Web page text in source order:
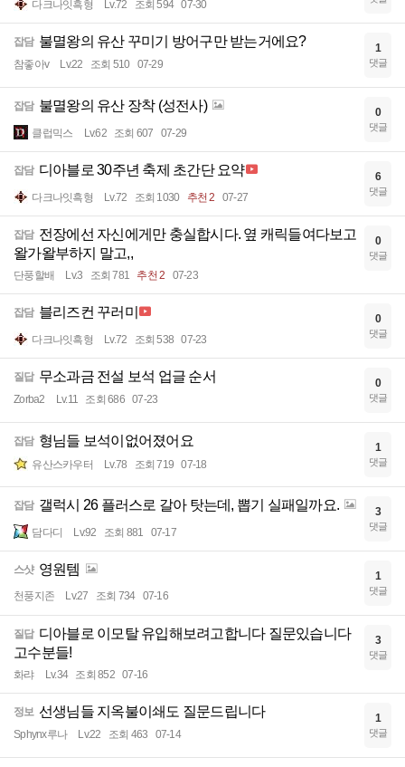
다크나잇흑형 Lv.72 조회 594 07-30
잡담 불멸왕의 유산 꾸미기 방어구만 받는거에요?
참좋아v Lv.22 조회 510 07-29
1
댓글
잡담 불멸왕의 유산 장착 (성전사)
클럽믹스 Lv.62 조회 607 07-29
0
댓글
잡담 디아블로 30주년 축제 초간단 요약
다크나잇흑형 Lv.72 조회 1030 추천 2 07-27
6
댓글
잡담 전장에선 자신에게만 충실합시다. 옆 캐릭들여다보고
왈가왈부하지 말고,,
단풍할배 Lv.3 조회 781 추천 2 07-23
0
댓글
잡담 블리즈컨 꾸러미
다크나잇흑형 Lv.72 조회 538 07-23
0
댓글
질답 무소과금 전설 보석 업글 순서
Zorba2 Lv.11 조회 686 07-23
0
댓글
잡담 형님들 보석이없어졌어요
유산스카우터 Lv.78 조회 719 07-18
1
댓글
잡담 갤럭시 26 플러스로 갈아 탓는데, 뽑기 실패일까요.
담다디 Lv.92 조회 881 07-17
3
댓글
스샷 영원템
천풍지존 Lv.27 조회 734 07-16
1
댓글
질답 디아블로 이모탈 유입해보려고합니다 질문있습니다
고수분들!
화랴 Lv.34 조회 852 07-16
3
댓글
정보 선생님들 지옥불이쇄도 질문드립니다
Sphynx루나 Lv.22 조회 463 07-14
1
댓글